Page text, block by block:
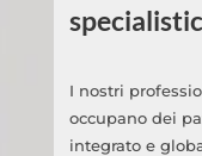
I nostri
occupano dei
integrato e